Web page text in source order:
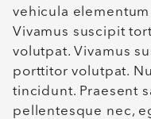
vehicula
Vivamus suscipit
volutpat. Vivamus
porttitor volutpat.
tincidunt. Praesent
pellentesque nec,